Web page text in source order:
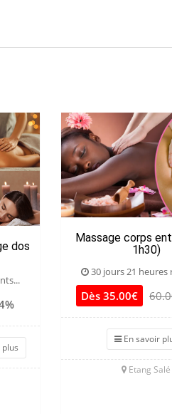
dos
Massage corps
1h30)
30 jours 21 heures
Dès 35.00€
En savoir
Etang Salé